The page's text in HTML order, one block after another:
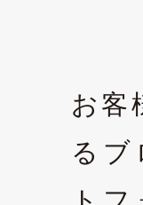
お客
る